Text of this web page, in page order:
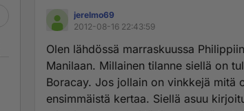
jerelmo69
2012-08-16 22:43:59
Olen lähdössä marraskuussa
Manilaan. Millainen tilanne siellä on
Boracay. Jos jollain on vinkkejä mitä
ensimmäistä kertaa. Siellä asuu